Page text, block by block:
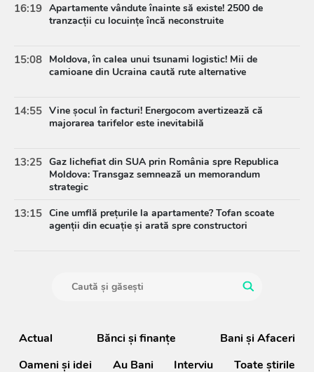
16:19 Apartamente vândute înainte să existe! 2500 de
tranzacții cu locuințe încă neconstruite
15:08 Moldova, în calea unui tsunami logistic! Mii de
camioane din Ucraina caută rute alternative
14:55 Vine șocul în facturi! Energocom avertizează că
majorarea tarifelor este inevitabilă
13:25 Gaz lichefiat din SUA prin România spre Republica
Moldova: Transgaz semnează un memorandum
strategic
13:15 Cine umflă prețurile la apartamente? Tofan scoate
agenții din ecuație și arată spre constructori
Actual Bănci şi finanţe
Bani și Afaceri
Oameni şi idei
Au Bani Interviu Toate știrile